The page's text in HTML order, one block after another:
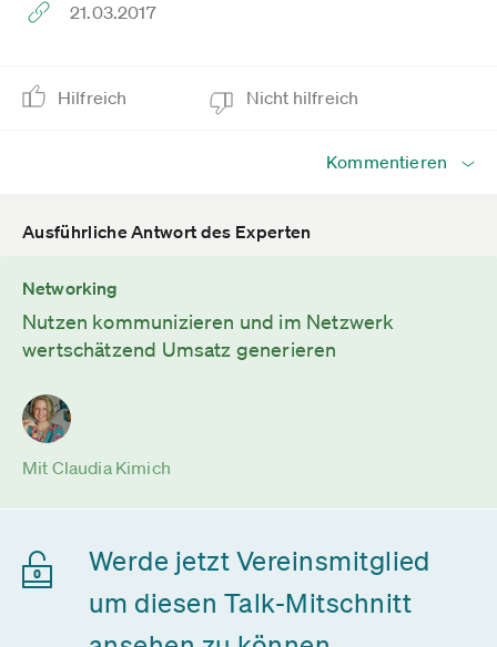
21.03.2017
Hilfreich Nicht hilfreich
Kommentieren
Ausführliche Antwort des Experten
Networking
Nutzen kommunizieren und im Netzwerk
wertschätzend Umsatz generieren
Mit Claudia Kimich
Werde jetzt Vereinsmitglied
um diesen Talk-Mitschnitt